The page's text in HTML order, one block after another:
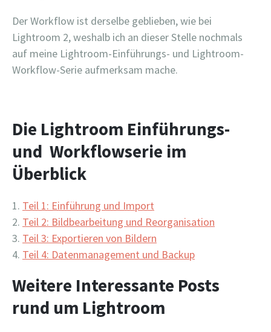
Der Workflow ist derselbe geblieben, wie bei
Lightroom 2, weshalb ich an dieser Stelle nochmals
auf meine Lightroom-Einführungs- und Lightroom-
Workflow-Serie aufmerksam mache.
Die Lightroom Einführungs-
und Workflowserie im
Überblick
Teil 1: Einführung und Import
Teil 2: Bildbearbeitung und Reorganisation
Teil 3: Exportieren von Bildern
Teil 4: Datenmanagement und Backup
Weitere Interessante Posts
rund um Lightroom